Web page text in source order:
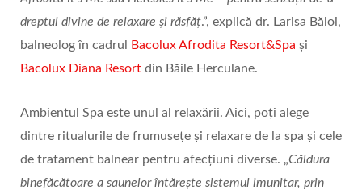
dreptul divine de relaxare și răsfăț.”, explică dr. Larisa Băloi,
balneolog în cadrul
Bacolux Afrodita Resort&Spa și
Bacolux Diana Resort din Băile Herculane.
Ambientul Spa este unul al relaxării. Aici, poți alege
dintre ritualurile de frumusețe și relaxare de la spa și cele
de tratament balnear pentru afecțiuni diverse. „Căldura
binefăcătoare a saunelor întărește sistemul imunitar, prin